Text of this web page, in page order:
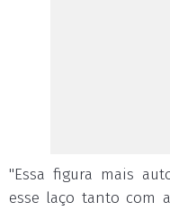
"Essa figura mais
esse laço tanto com